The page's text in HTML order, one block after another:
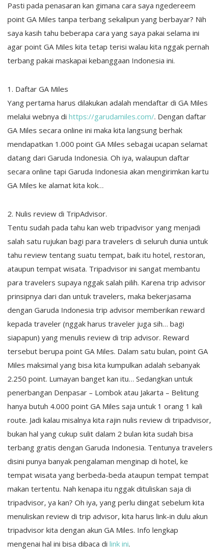
Pasti pada penasaran kan gimana cara saya ngedereem
point GA Miles tanpa terbang sekalipun yang berbayar? Nih
saya kasih tahu beberapa cara yang saya pakai selama ini
agar point GA Miles kita tetap terisi walau kita nggak pernah
terbang pakai maskapai kebanggaan Indonesia ini.
1. Daftar GA Miles
Yang pertama harus dilakukan adalah mendaftar di GA Miles
melalui webnya di https://garudamiles.com/. Dengan daftar
GA Miles secara online ini maka kita langsung berhak
mendapatkan 1.000 point GA Miles sebagai ucapan selamat
datang dari Garuda Indonesia. Oh iya, walaupun daftar
secara online tapi Garuda Indonesia akan mengirimkan kartu
GA Miles ke alamat kita kok…
2. Nulis review di TripAdvisor.
Tentu sudah pada tahu kan web tripadvisor yang menjadi
salah satu rujukan bagi para travelers di seluruh dunia untuk
tahu review tentang suatu tempat, baik itu hotel, restoran,
ataupun tempat wisata. Tripadvisor ini sangat membantu
para travelers supaya nggak salah pilih. Karena trip advisor
prinsipnya dari dan untuk travelers, maka bekerjasama
dengan Garuda Indonesia trip advisor memberikan reward
kepada traveler (nggak harus traveler juga sih… bagi
siapapun) yang menulis review di trip advisor. Reward
tersebut berupa point GA Miles. Dalam satu bulan, point GA
Miles maksimal yang bisa kita kumpulkan adalah sebanyak
2.250 point. Lumayan banget kan itu… Sedangkan untuk
penerbangan Denpasar – Lombok atau Jakarta – Belitung
hanya butuh 4.000 point GA Miles saja untuk 1 orang 1 kali
route. Jadi kalau misalnya kita rajin nulis review di tripadvisor,
bukan hal yang cukup sulit dalam 2 bulan kita sudah bisa
terbang gratis dengan Garuda Indonesia. Tentunya travelers
disini punya banyak pengalaman menginap di hotel, ke
tempat wisata yang berbeda-beda ataupun tempat tempat
makan tertentu. Nah kenapa itu nggak dituliskan saja di
tripadvisor, ya kan? Oh iya, yang perlu diingat sebelum kita
menuliskan review di trip advisor, kita harus link-in dulu akun
tripadvisor kita dengan akun GA Miles. Info lengkap
mengenai hal ini bisa dibaca di link ini.